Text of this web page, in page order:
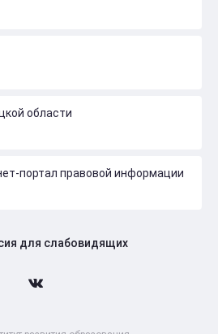
области
портал правовой информации
для слабовидящих